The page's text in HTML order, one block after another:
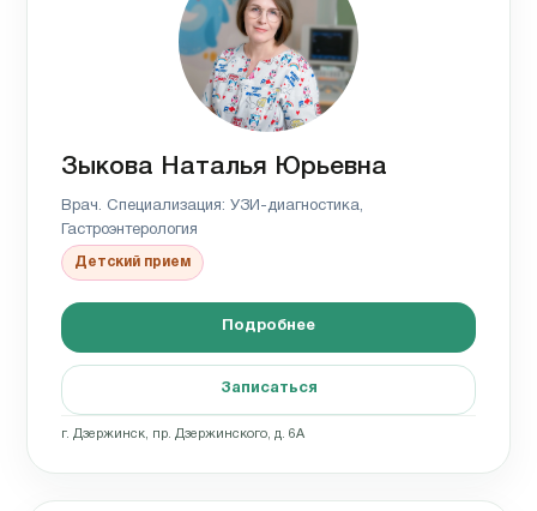
Зыкова Наталья Юрьевна
Врач. Специализация: УЗИ-диагностика,
Гастроэнтерология
Детский прием
Подробнее
Записаться
г. Дзержинск, пр. Дзержинского, д. 6А